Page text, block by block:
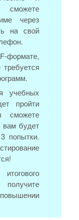
через
на свой
формате,
учебных
пройти
сможете
вам будет
попытки.